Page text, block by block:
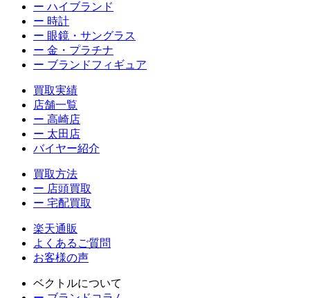
ー ハイブランド
ー 時計
ー 眼鏡・サングラス
ー 金・プラチナ
ー ブランドフィギュア
買取実績
店舗一覧
ー 高崎店
ー 太田店
バイヤー紹介
買取方法
ー 店頭買取
ー 宅配買取
楽天通販
よくあるご質問
お客様の声
ベクトルについて